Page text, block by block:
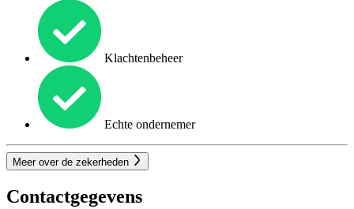
Klachtenbeheer
Echte ondernemer
Meer over de zekerheden
Contactgegevens